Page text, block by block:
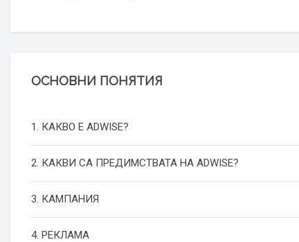
ОСНОВНИ ПОНЯТИЯ
1. КАКВО Е ADWISE?
2. КАКВИ СА ПРЕДИМСТВАТА НА ADWISE?
3. КАМПАНИЯ
4. РЕКЛАМА